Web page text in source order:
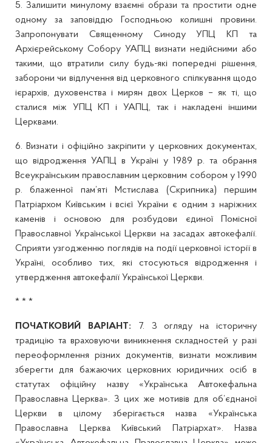
5. Залишити минулому взаємні образи та простити одне
одному за заповіддю Господньою колишні провини.
Запропонувати Священному Синоду УПЦ КП та
Архієрейському Собору УАПЦ визнати недійсними або
такими, що втратили силу будь-які попередні рішення,
заборони чи відлучення від церковного спілкування щодо
ієрархів, духовенства і мирян двох Церков – як ті, що
сталися між УПЦ КП і УАПЦ, так і накладені іншими
Церквами.
6. Визнати і офіційно закріпити у церковних документах,
що відродження УАПЦ в Україні у 1989 р. та обрання
Всеукраїнським православним церковним собором у 1990
р. блаженної пам’яті Мстислава (Скрипника) першим
Патріархом Київським і всієї України є одним з наріжних
каменів і основою для розбудови єдиної Помісної
Православної Української Церкви на засадах автокефалії.
Сприяти узгодженню поглядів на події церковної історії в
Україні, особливо тих, які стосуються відродження і
утвердження автокефалії Української Церкви.
* * *
ПОЧАТКОВИЙ ВАРІАНТ: 7. З огляду на історичну
традицію та враховуючи виникнення складностей у разі
переоформлення різних документів, визнати можливим
зберегти для бажаючих церковних юридичних осіб в
статутах офіційну назву «Українська Автокефальна
Православна Церква». З цих же мотивів для об’єднаної
Церкви в цілому зберігається назва «Українська
Православна Церква Київський Патріархат». Назва